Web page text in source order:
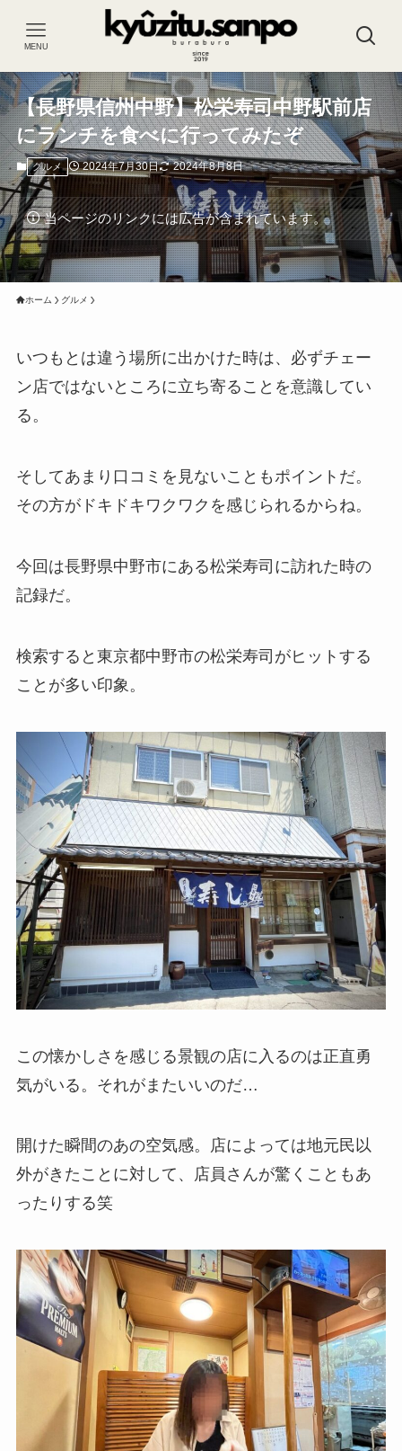
MENU
【長野県信州中野】松栄寿司中野駅前店
にランチを食べに行ってみたぞ
グルメ 2024年7月30日 2024年8月8日
当ページのリンクには広告が含まれています。
ホーム グルメ
いつもとは違う場所に出かけた時は、必ずチェー
ン店ではないところに立ち寄ることを意識してい
る。
そしてあまり口コミを見ないこともポイントだ。
その方がドキドキワクワクを感じられるからね。
今回は長野県中野市にある松栄寿司に訪れた時の
記録だ。
検索すると東京都中野市の松栄寿司がヒットする
ことが多い印象。
この懐かしさを感じる景観の店に入るのは正直勇
気がいる。それがまたいいのだ…
開けた瞬間のあの空気感。店によっては地元民以
外がきたことに対して、店員さんが驚くこともあ
ったりする笑